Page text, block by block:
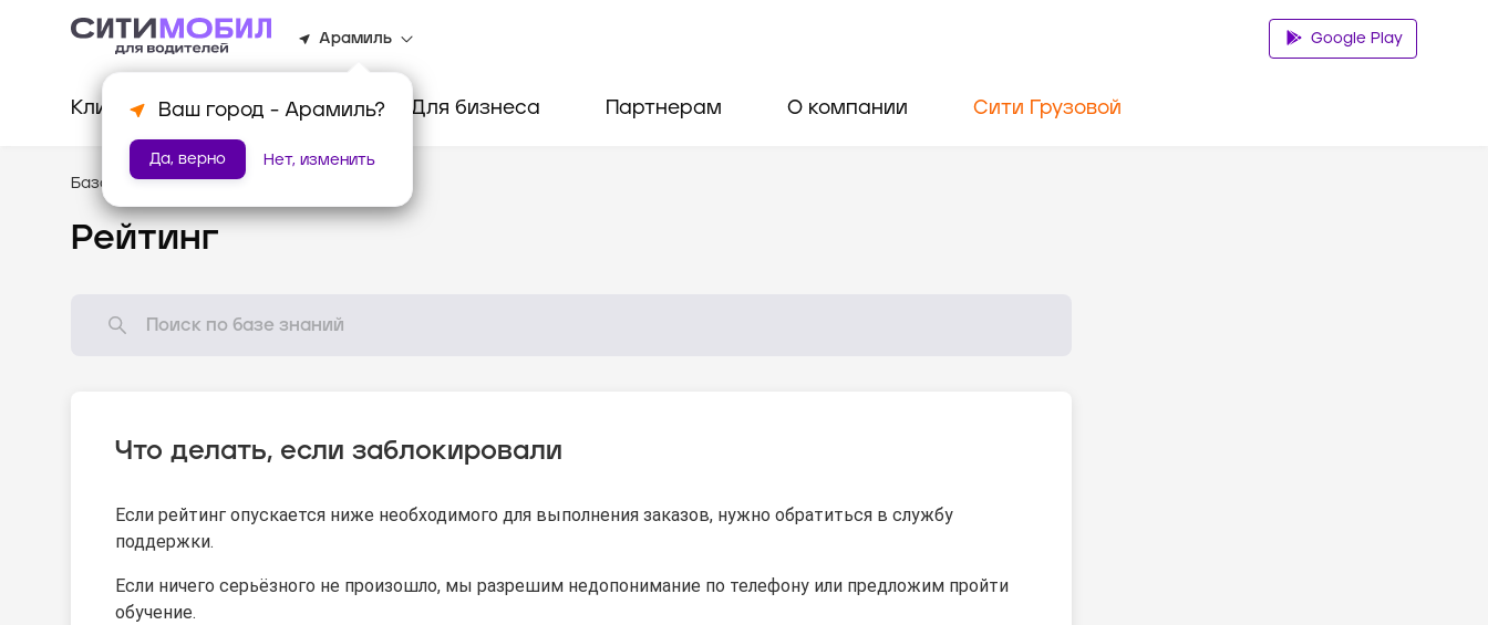
Арамиль
Ваш город - Арамиль?
Да, верно Нет, изменить
Google Play
Клиентам Водителям Для бизнеса Партнерам О компании Сити Грузовой
База знаний /Стандарты оказания услуг
Рейтинг
Что делать, если заблокировали
Если рейтинг опускается ниже необходимого для выполнения заказов, нужно обратиться в службу
поддержки.
Если ничего серьёзного не произошло, мы разрешим недопонимание по телефону или предложим пройти
обучение.